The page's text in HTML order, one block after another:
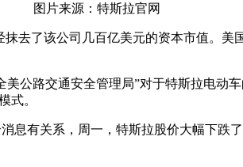
图片来源：特斯拉官网
去了该公司几百亿美元的资本市值。
公路交通安全管理局”对于特斯拉电动
式。
息有关系，周一，特斯拉股价大幅下跌